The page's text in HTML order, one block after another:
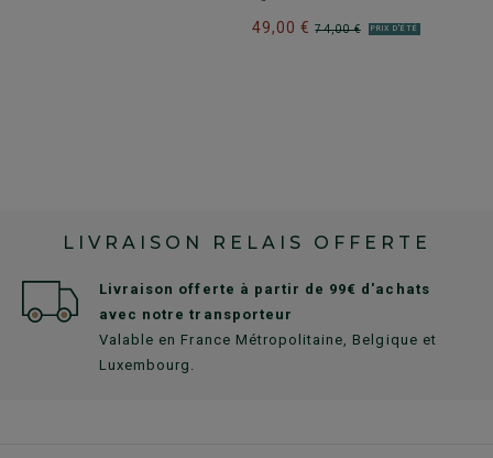
74,00 €
49,00 € PRIX D'ÉTÉ
LIVRAISON RELAIS OFFERTE
Livraison offerte à partir de 99€ d'achats
avec notre transporteur
Valable en France Métropolitaine, Belgique et
Luxembourg.